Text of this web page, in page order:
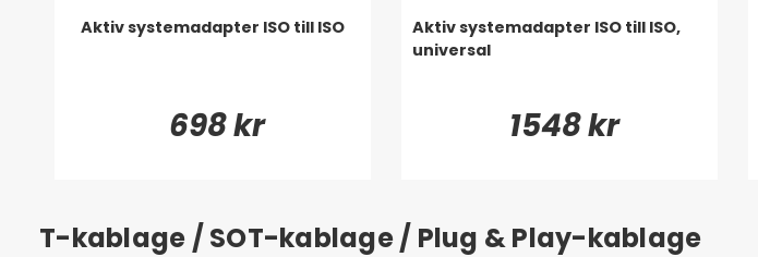
Aktiv systemadapter ISO till ISO
698 kr
Aktiv systemadapter ISO till ISO,
universal
1548 kr
T-kablage / SOT-kablage / Plug & Play-kablage